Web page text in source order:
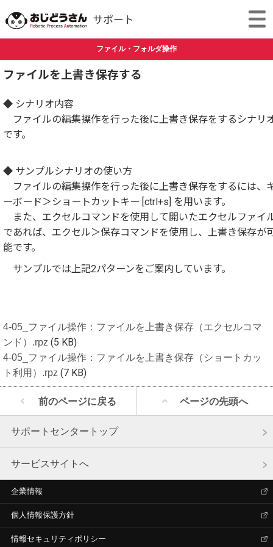
ファイル・フォルダ操作
ファイルを上書き保存する
◆ シナリオ内容
ファイルの編集操作を行った後に上書き保存をするシナリ
です。
◆ サンプルシナリオの使い方
ファイルの編集操作を行った後に上書き保存をするには、
ーボード＞ショートカットキー [ctrl+s] を用います。
また、エクセルコマンドを使用して開いたエクセルファイ
であれば、エクセル＞保存コマンドを使用し、上書き保存が
能です。
サンプルでは上記2パターンをご案内しています。
4-05_ファイル操作：ファイルを上書き保存（エクセルコマ
ンド）.rpz (5 KB)
4-05_ファイル操作：ファイルを上書き保存（ショートカッ
ト利用）.rpz (7 KB)
前のページに戻る ページの先頭へ
サポートセンタートップ
サービスサイトへ
企業情報
個人情報保護方針
情報セキュリティポリシー